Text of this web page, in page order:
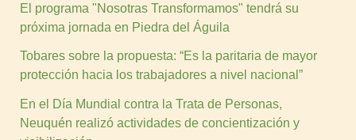
El programa "Nosotras Transformamos" tendrá su
próxima jornada en Piedra del Águila
Tobares sobre la propuesta: “Es la paritaria de mayor
protección hacia los trabajadores a nivel nacional”
En el Día Mundial contra la Trata de Personas,
Neuquén realizó actividades de concientización y